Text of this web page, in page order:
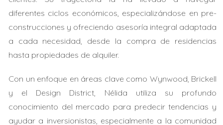
inspiradores que demuestran cómo los latinos han
logrado proteger y hacer crecer su patrimonio a través
de inversiones inmobiliarias en Miami.
CASO DE ÉXITO: LA FAMILIA
PÉREZ
La familia Pérez llegó a Miami desde Venezuela hace
diferentes ciclos económicos, especializándose en pre-
construcciones y ofreciendo asesoría integral adaptada
a cada necesidad, desde la compra de residencias
hasta propiedades de alquiler.
Con un enfoque en áreas clave como Wynwood, Brickell
y el Design District, Nélida utiliza su profundo
conocimiento del mercado para predecir tendencias y
ayudar a inversionistas, especialmente a la comunidad